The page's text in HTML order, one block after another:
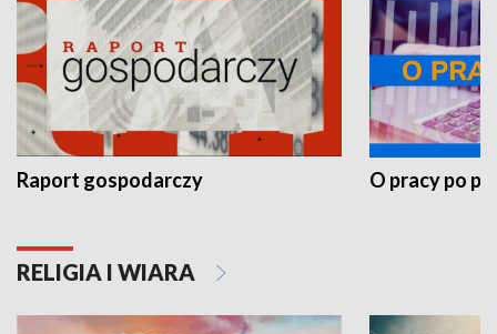
Raport gospodarczy O pracy po
RELIGIA I WIARA